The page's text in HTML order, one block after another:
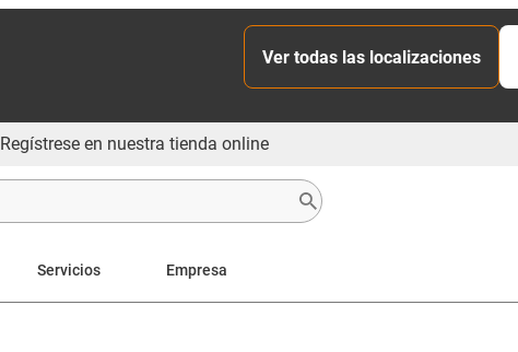
Ver todas las localizaciones
Regístrese en nuestra tienda online
Servicios Empresa